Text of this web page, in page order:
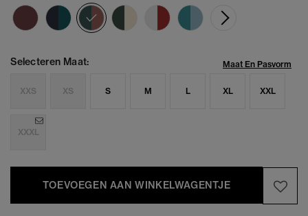
geselecteerd
Selecteren Maat: Maat En Pasvorm
XXS XS S M L XL XXL
XXXL
TOEVOEGEN AAN WINKELWAGENTJE